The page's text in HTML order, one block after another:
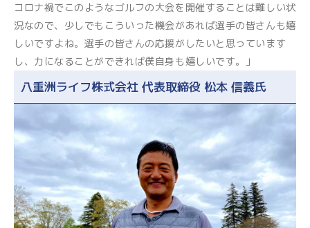
コロナ禍でこのようなゴルフの大会を開催することは難しい状
況なので、少しでもこういった機会があれば選手の皆さんも嬉
しいですよね。選手の皆さんの応援がしたいと思っています
し、力になることができれば僕自身も嬉しいです。」
八重洲ライフ株式会社 代表取締役 松本 信義氏